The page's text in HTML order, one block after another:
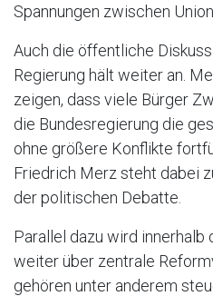
Spannungen zwischen
Auch die öffentliche
Regierung hält weiter an.
zeigen, dass viele Bürger
die Bundesregierung die
ohne größere Konflikte
Friedrich Merz steht dabei
der politischen Debatte.
Parallel dazu wird innerhalb
weiter über zentrale
gehören unter anderem